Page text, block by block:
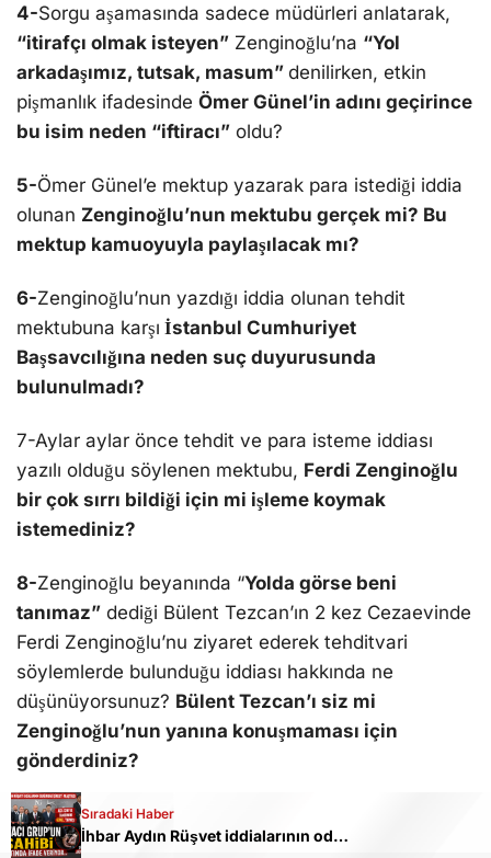
4-Sorgu aşamasında sadece müdürleri anlatarak,
“itirafçı olmak isteyen” Zenginoğlu’na “Yol
arkadaşımız, tutsak, masum” denilirken, etkin
pişmanlık ifadesinde Ömer Günel’in adını geçirince
bu isim neden “iftiracı” oldu?
5-Ömer Günel’e mektup yazarak para istediği iddia
olunan Zenginoğlu’nun mektubu gerçek mi? Bu
mektup kamuoyuyla paylaşılacak mı?
6-Zenginoğlu’nun yazdığı iddia olunan tehdit
mektubuna karşı İstanbul Cumhuriyet
Başsavcılığına neden suç duyurusunda
bulunulmadı?
7-Aylar aylar önce tehdit ve para isteme iddiası
yazılı olduğu söylenen mektubu, Ferdi Zenginoğlu
bir çok sırrı bildiği için mi işleme koymak
istemediniz?
8-Zenginoğlu beyanında “Yolda görse beni
tanımaz” dediği Bülent Tezcan’ın 2 kez Cezaevinde
Ferdi Zenginoğlu’nu ziyaret ederek tehditvari
söylemlerde bulunduğu iddiası hakkında ne
düşünüyorsunuz? Bülent Tezcan’ı siz mi
Zenginoğlu’nun yanına konuşmaması için
gönderdiniz?
9-Zenginoğlu’nun iddiasına göre,
çocuğunun evinin önünde araç beklediği
Sıradaki Haber
İhbar Aydın Rüşvet iddialarının odağındaki şirketi araştırdı: Açılışını ve tanıtımını Günel yapmış! Helvacı Grup’un 2 sahibi gözaltında ifade veriyor..